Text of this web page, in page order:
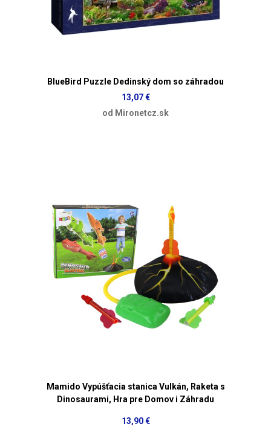
BlueBird Puzzle Dedinský dom so záhradou
13,07 €
od Mironetcz.sk
Mamido Vypúšťacia stanica Vulkán, Raketa s
Dinosaurami, Hra pre Domov i Záhradu
13,90 €